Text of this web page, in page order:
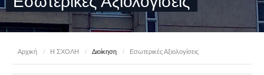
Αρχική / Η ΣΧΟΛΗ / Διοίκηση / Εσωτερικές Αξιολογίσεις